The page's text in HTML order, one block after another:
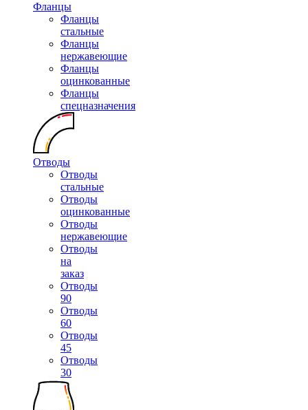
Фланцы
Фланцы
стальные
Фланцы
нержавеющие
Фланцы
оцинкованные
Фланцы
спецназначения
Отводы
Отводы
стальные
Отводы
оцинкованные
Отводы
нержавеющие
Отводы
на
заказ
Отводы
90
Отводы
60
Отводы
45
Отводы
30